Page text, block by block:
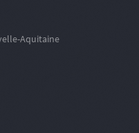
Aquitaine